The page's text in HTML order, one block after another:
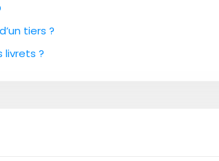
tiers ?
livrets ?